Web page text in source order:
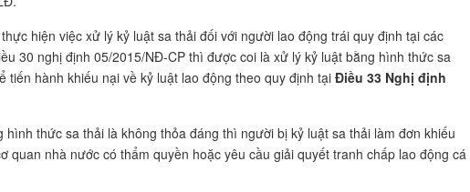
hiện việc xử lý kỷ luật sa thải đối với người lao động trái quy định tại các
30 nghị định 05/2015/NĐ-CP thì được coi là xử lý kỷ luật bằng hình thức sa
tiến hành khiếu nại về kỷ luật lao động theo quy định tại Điều 33 Nghị định
thức sa thải là không thỏa đáng thì người bị kỷ luật sa thải làm đơn khiếu
quan nhà nước có thẩm quyền hoặc yêu cầu giải quyết tranh chấp lao động cá